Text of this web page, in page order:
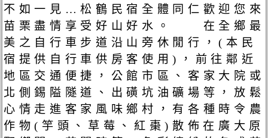
不如一見…松鶴民宿全體同仁歡迎您來
苗栗盡情享受好山好水。 在全鄉最
美之自行車步道沿山旁休閒行，(本民
宿提供自行車供房客使用)，前往鄰近
地區交通便捷，公館市區、客家大院或
北側錫隘隧道、出磺坑油礦場等，放鬆
心情走進客家風味鄉村，有各種時令農
作物(竽頭、草莓、紅棗)散佈在廣大原